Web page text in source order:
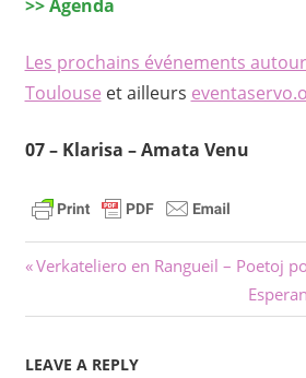
>> Agenda
Les prochains événements
Toulouse et ailleurs
07 – Klarisa – Amata Venu
Navigation
de
l’article
Previous
Verkateliero en Rangueil – Poetoj
Next
Post:
LEAVE A REPLY